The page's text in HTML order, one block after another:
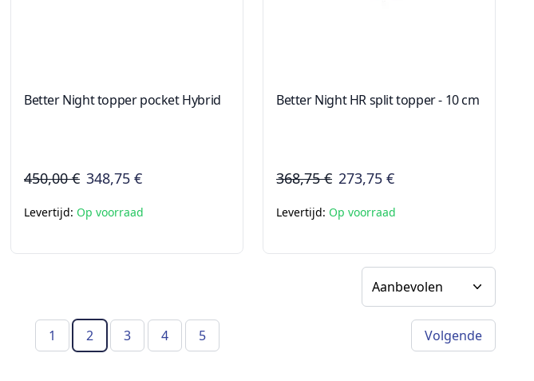
Better Night topper pocket Hybrid
450,00 € 348,75 €
Levertijd: Op voorraad
Better Night HR split topper - 10 cm
368,75 € 273,75 €
Levertijd: Op voorraad
Sorteer op
1 2
(Huidige pagina)
3 4 5 Volgende